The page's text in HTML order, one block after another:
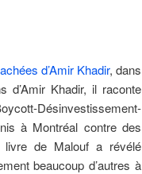
d’Amir Khadir, dans
d’Amir Khadir, il raconte
Désinvestissement-
à Montréal contre des
livre de Malouf a révélé
beaucoup d’autres à